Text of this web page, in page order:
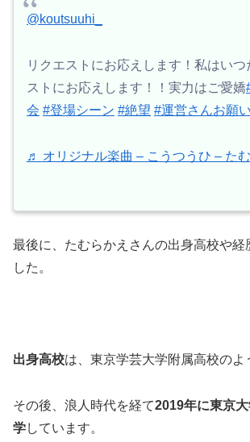
@koutsuuhi_
リクエストにお応えします！私はいつ
ストにお応えします！！実力はご愛嬌
会 #登場シーン #絶望 #運営さんお願
♬ オリジナル楽曲 – こうつうひ – た
最後に、たむらかえさんの出身高校や経
した。
出身高校は、東京学芸大学附属高校のよ
その後、浪人時代を経て2019年に東京
学しています。